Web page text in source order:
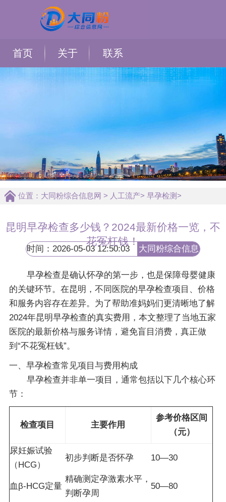
首页 关于 联系
位置： 大同粉综合信息网 > 人工流产> 早孕检测>
昆明早孕检查多少钱？2024最新价格一览，不
花冤枉钱！
时间：2026-05-03 12:50:03
大同粉综合信息
早孕检查是确认怀孕的第一步，也是保障母婴健康
的关键环节。在昆明，不同医院的早孕检查项目、价格
和服务内容存在差异。为了帮助准妈妈们更清晰地了解
2024年昆明早孕检查的真实费用，本文整理了当地五家
医院的最新价格与服务详情，避免盲目消费，真正做
到“不花冤枉钱”。
一、早孕检查常见项目与费用构成
早孕检查并非单一项目，通常包括以下几个核心环
节：
检查项目 主要作用
参考价格区间
（元）
尿妊娠试验
（HCG）
初步判断是否怀孕 10—30
血β-HCG定量
精确测定孕激素水平，
判断孕周
50—80